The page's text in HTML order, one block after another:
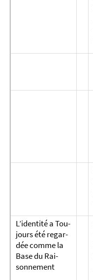
L’identité a Tou­
jours été re­gar­
dée comme la
Base du Rai­
sonne­ment